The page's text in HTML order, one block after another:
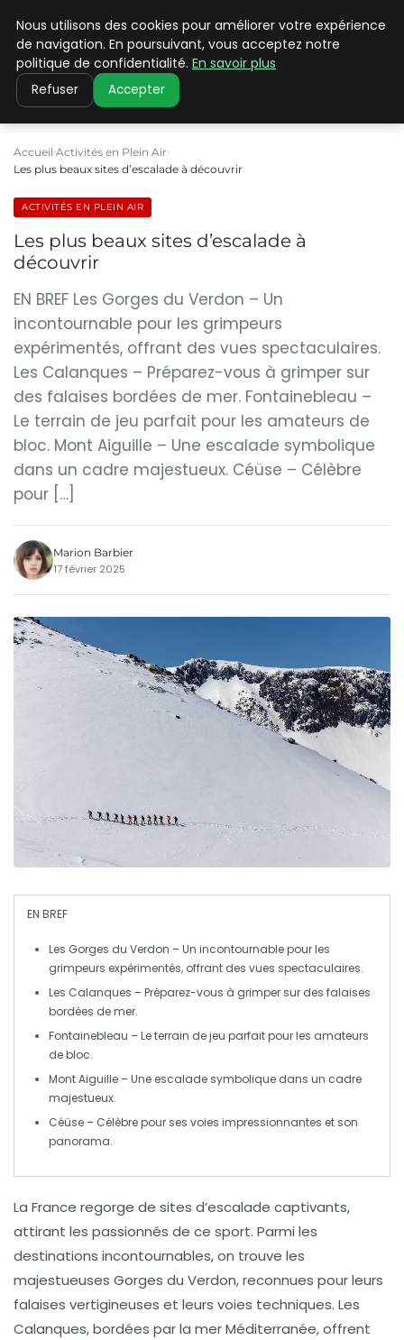
PILAT PATRIMOINES
Accueil Activités en Plein Air
Les plus beaux sites d’escalade à découvrir
ACTIVITÉS EN PLEIN AIR
Les plus beaux sites d’escalade à
découvrir
EN BREF Les Gorges du Verdon – Un
incontournable pour les grimpeurs
expérimentés, offrant des vues spectaculaires.
Les Calanques – Préparez-vous à grimper sur
des falaises bordées de mer. Fontainebleau –
Le terrain de jeu parfait pour les amateurs de
bloc. Mont Aiguille – Une escalade symbolique
dans un cadre majestueux. Céüse – Célèbre
pour […]
Marion Barbier
17 février 2025
EN BREF
Les Gorges du Verdon – Un incontournable pour les
grimpeurs expérimentés, offrant des vues spectaculaires.
Les Calanques – Préparez-vous à grimper sur des falaises
bordées de mer.
Fontainebleau – Le terrain de jeu parfait pour les amateurs
debloc.
Mont Aiguille – Une escalade symbolique dans un cadre
majestueux.
Céüse – Célèbre pour ses voies impressionnantes et son
panorama.
La France regorge de sites d’escalade captivants,
attirant les passionnés de ce sport. Parmi les
destinations incontournables, on trouve les
majestueuses Gorges du Verdon, reconnues pour leurs
falaises vertigineuses et leurs voies techniques. Les
Calanques, bordées par la mer Méditerranée, offrent
Nous utilisons des cookies pour améliorer votre expérience
de navigation. En poursuivant, vous acceptez notre
politique de confidentialité. En savoir plus
Refuser Accepter